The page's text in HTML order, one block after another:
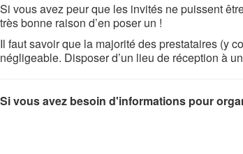
Si vous avez peur que les invités ne puissent
très bonne raison d’en poser un !
Il faut savoir que la majorité des prestataires (y
négligeable. Disposer d’un lieu de réception à
Si vous avez besoin d'informations pour